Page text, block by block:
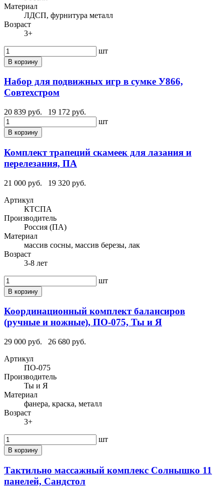
Материал
ЛДСП, фурнитура металл
Возраст
3+
шт
В корзину
Набор для подвижных игр в сумке У866,
Совтехстром
20 839 руб.
19 172 руб.
шт
В корзину
Комплект трапеций скамеек для лазания и
перелезания, ПА
21 000 руб.
19 320 руб.
Артикул
КТСПА
Производитель
Россия (ПА)
Материал
массив сосны, массив березы, лак
Возраст
3-8 лет
шт
В корзину
Координационный комплект балансиров
(ручные и ножные), ПО-075, Ты и Я
29 000 руб.
26 680 руб.
Артикул
ПО-075
Производитель
Ты и Я
Материал
фанера, краска, металл
Возраст
3+
шт
В корзину
Тактильно массажный комплекс Солнышко 11
панелей, Сандстол